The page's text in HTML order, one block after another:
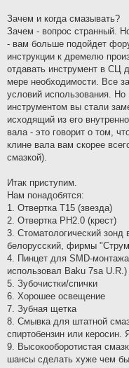
Зачем и когда смазывать?
Зачем - вопрос странный.
- вам больше подойдет
инструкции к дремелю
отдавать инструмент в СЦ
мере необходимости. Все
условий использования.
инструментом вы стали
исходящий из его
вала - это говорит о том,
клине вала вам скорее
смазкой).
Итак приступим.
Нам понадобятся:
1. Отвертка Т15 (звезда)
2. Отвертка РН2.0 (крест)
3. Стоматологический зонд
белорусский, фирмы
4. Пинцет для SMD-
использовал Baku 7sa U.R.)
5. Зубочистки/спички
6. Хорошее освещение
7. Зубная щетка
8. Смывка для штатной
спиртобензин или керосин.
9. Высокооборотистая
шансы сделать хуже чем